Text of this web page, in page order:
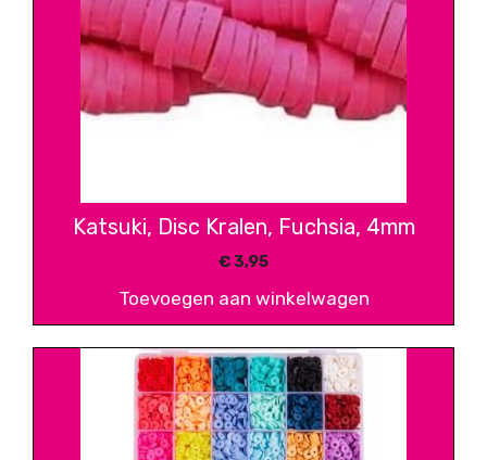
Katsuki, Disc Kralen, Fuchsia, 4mm
€3,95
Toevoegen aan winkelwagen